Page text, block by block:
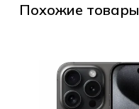
Похожие товары